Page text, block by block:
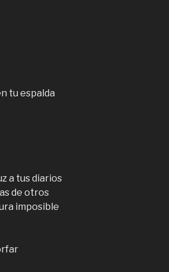
tu espalda
a tus diarios
de otros
imposible